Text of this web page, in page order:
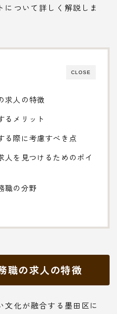
ついて詳しく解説しま
CLOSE
求人の特徴
るメリット
る際に考慮すべき点
人を見つけるためのポイ
職の分野
職の求人の特徴
文化が融合する墨田区に